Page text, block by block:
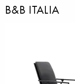
B&B ITALIA